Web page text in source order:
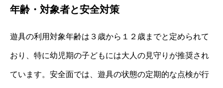
年齢・対象者と安全対策
遊具の利用対象年齢は３歳から１２歳までと定められて
おり、特に幼児期の子どもには大人の見守りが推奨され
ています。安全面では、遊具の状態の定期的な点検が行